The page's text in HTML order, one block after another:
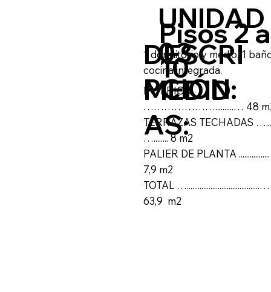
UNIDAD
03
Pisos 2
10
DESCRI
PCIÓN:
1 dormitorio y medio, 1
cocina integrada.
MEDID
AS:
INTERIOR
…………………..........… 48
TERRAZAS TECHADAS …...
…........ 8 m2
PALIER DE PLANTA .................
7,9 m2
TOTAL …........................................…
63,9 m2